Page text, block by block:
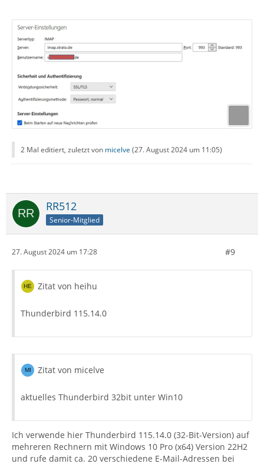
2 Mal editiert, zuletzt von micelve (27. August 2024 um 11:05)
RR512
Senior-Mitglied
27. August 2024 um 17:28 #9
Zitat von heihu
Thunderbird 115.14.0
Zitat von micelve
aktuelles Thunderbird 32bit unter Win10
Ich verwende hier Thunderbird 115.14.0 (32-Bit-Version) auf
mehreren Rechnern mit Windows 10 Pro (x64) Version 22H2
und rufe damit ca. 20 verschiedene E-Mail-Adressen bei